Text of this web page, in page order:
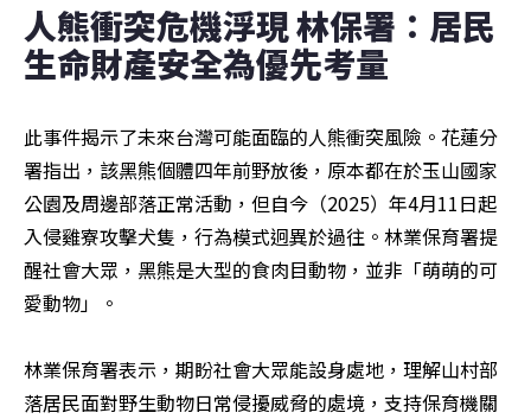
人熊衝突危機浮現 林保署：居民
生命財產安全為優先考量
此事件揭示了未來台灣可能面臨的人熊衝突風險。花蓮分
署指出，該黑熊個體四年前野放後，原本都在於玉山國家
公園及周邊部落正常活動，但自今（2025）年4月11日起
入侵雞寮攻擊犬隻，行為模式迥異於過往。林業保育署提
醒社會大眾，黑熊是大型的食肉目動物，並非「萌萌的可
愛動物」。
林業保育署表示，期盼社會大眾能設身處地，理解山村部
落居民面對野生動物日常侵擾威脅的處境，支持保育機關